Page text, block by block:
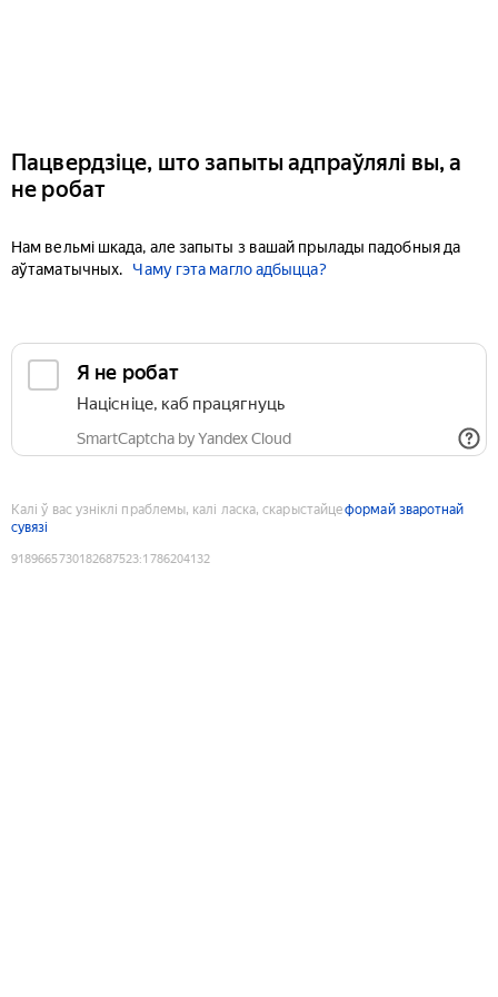
Пацвердзіце, што запыты адпраўлялі вы, а
не робат
Нам вельмі шкада, але запыты з вашай прылады падобныя да
аўтаматычных.
Чаму гэта магло адбыцца?
Я не робат
Націсніце, каб працягнуць
SmartCaptcha by Yandex Cloud
Калі ў вас узніклі праблемы, калі ласка, скарыстайцеформай зваротнай
сувязі
9189665730182687523:1786204132